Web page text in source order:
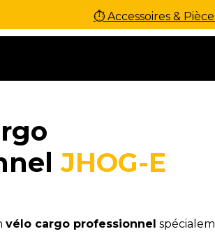
⏱ Accessoires &
JHOG-E
vélo cargo professionnel